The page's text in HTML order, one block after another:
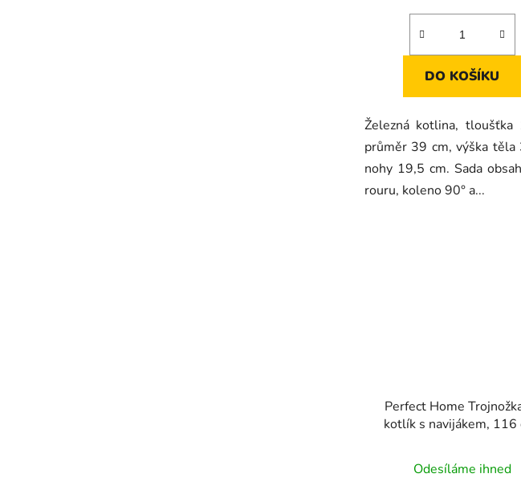
DO KOŠÍKU
Železná kotlina, tloušťka
průměr 39 cm, výška těla
nohy 19,5 cm. Sada
rouru, koleno 90° a...
Perfect Home
kotlík s navijákem, 116
Odesíláme ihned